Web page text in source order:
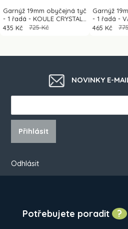
Garnýž 19mm obyčejná tyč
- 1 řadá - KOULE CRYSTAL
- černá a bílá
435 Kč 725 Kč
Garnýž
- 1 řadá -
bílá
465 Kč
NOVINKY E-
Přihlásit
Odhlásit
Potřebujete poradit ?